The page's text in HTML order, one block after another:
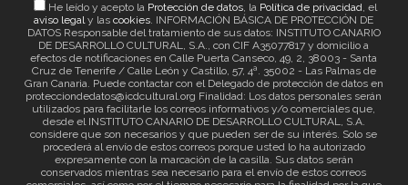
He leído y acepto la Protección de datos, la Política de privacidad, el
aviso legaly lascookies. INFORMACIÓN BÁSICA DE PROTECCIÓN DE
DATOS Responsable del tratamiento de sus datos: INSTITUTO CANARIO
DE DESARROLLO CULTURAL, S.A., con CIF A35077817 y domicilio a
efectos de notificaciones en Calle Puerta Canseco, 49, 2, 38003 - Santa
Cruz de Tenerife / Calle León y Castillo, 57, 4ª. 35002 - Las Palmas de
Gran Canaria. Puede contactar con el Delegado de protección de datos en
protecciondedatos@icdcultural.org Finalidad: Los datos personales serán
utilizados para facilitarle los correos informativos y/o comerciales que,
desde el INSTITUTO CANARIO DE DESARROLLO CULTURAL, S.A.
considere que son necesarios y que pueden ser de su interés. Solo se
procederá al envío de estos correos porque usted lo ha autorizado
expresamente con la marcación de la casilla. Sus datos serán
conservados mientras sea necesario para el envío de estos correos